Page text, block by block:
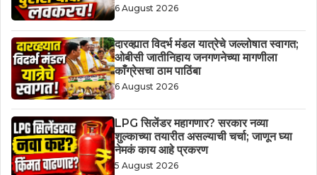
6 August 2026
दारव्ह्यात विदर्भ मंडल यात्रेचे जल्लोषात स्वागत;
ओबीसी जातीनिहाय जनगणनेच्या मागणीला
काँग्रेसचा ठाम पाठिंबा
6 August 2026
LPG सिलेंडर महागणार? सरकार नव्या
शुल्काच्या तयारीत असल्याची चर्चा; जाणून घ्या
नेमकं काय आहे प्रकरण
5 August 2026